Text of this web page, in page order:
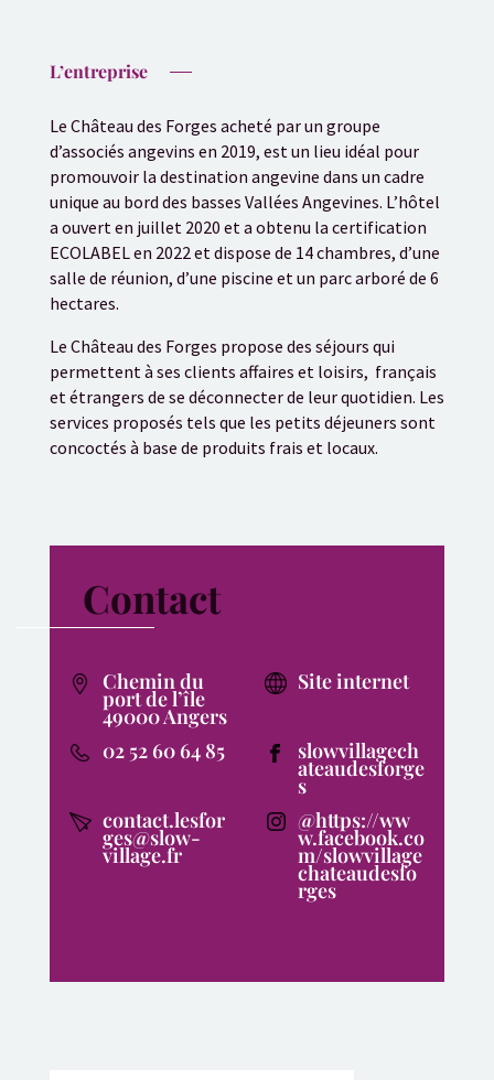
L’entreprise
Le Château des Forges acheté par un groupe
d’associés angevins en 2019, est un lieu idéal pour
promouvoir la destination angevine dans un cadre
unique au bord des basses Vallées Angevines. L’hôtel
a ouvert en juillet 2020 et a obtenu la certification
ECOLABEL en 2022 et dispose de 14 chambres, d’une
salle de réunion, d’une piscine et un parc arboré de 6
hectares.
Le Château des Forges propose des séjours qui
permettent à ses clients affaires et loisirs, français
et étrangers de se déconnecter de leur quotidien. Les
services proposés tels que les petits déjeuners sont
concoctés à base de produits frais et locaux.
Contact
Chemin du
port de l’île
49000 Angers
Site internet
02 52 60 64 85 slowvillagech
ateaudesforge
s
contact.lesfor
ges@slow-
village.fr
@https://ww
w.facebook.co
m/slowvillage
chateaudesfo
rges